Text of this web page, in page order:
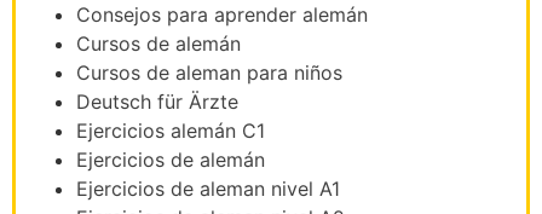
Consejos para aprender alemán
Cursos de alemán
Cursos de aleman para niños
Deutsch für Ärzte
Ejercicios alemán C1
Ejercicios de alemán
Ejercicios de aleman nivel A1